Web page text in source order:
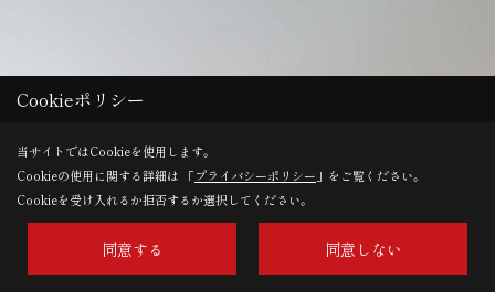
Cookieポリシー
当サイトではCookieを使用します。
Cookieの使用に関する詳細は 「プライバシーポリシー 」をご覧ください。
Cookieを受け入れるか拒否するか選択してください。
同意する 同意しない